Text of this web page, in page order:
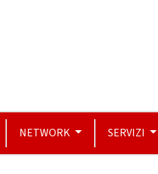
NETWORK SERVIZI